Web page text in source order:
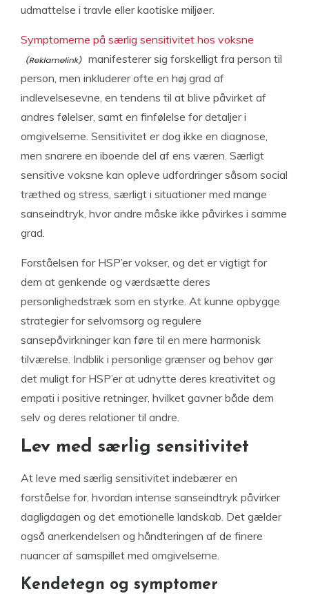
udmattelse i travle eller kaotiske miljøer.
Symptomerne på særlig sensitivitet hos voksne
manifesterer sig forskelligt fra person til
person, men inkluderer ofte en høj grad af
indlevelsesevne, en tendens til at blive påvirket af
andres følelser, samt en finfølelse for detaljer i
omgivelserne. Sensitivitet er dog ikke en diagnose,
men snarere en iboende del af ens væren. Særligt
sensitive voksne kan opleve udfordringer såsom social
træthed og stress, særligt i situationer med mange
sanseindtryk, hvor andre måske ikke påvirkes i samme
grad.
Forståelsen for HSP’er vokser, og det er vigtigt for
dem at genkende og værdsætte deres
personlighedstræk som en styrke. At kunne opbygge
strategier for selvomsorg og regulere
sansepåvirkninger kan føre til en mere harmonisk
tilværelse. Indblik i personlige grænser og behov gør
det muligt for HSP’er at udnytte deres kreativitet og
empati i positive retninger, hvilket gavner både dem
selv og deres relationer til andre.
Lev med særlig sensitivitet
At leve med særlig sensitivitet indebærer en
forståelse for, hvordan intense sanseindtryk påvirker
dagligdagen og det emotionelle landskab. Det gælder
også anerkendelsen og håndteringen af de finere
nuancer af samspillet med omgivelserne.
Kendetegn og symptomer